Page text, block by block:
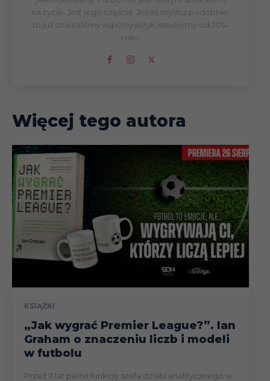
na życie. Jest jego częścią. Jeżeli myślisz podobnie,
to już znaleźliśmy wspólny język. Istniejemy od 2014
roku.
Więcej tego autora
KSIĄŻKI
„Jak wygrać Premier League?”. Ian
Graham o znaczeniu liczb i modeli
w futbolu
Przez 11 lat pełnił funkcję szefa działu analitycznego w